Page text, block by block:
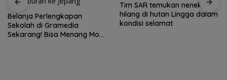
Belanja Perlengkapan
Sekolah di Gramedia
Sekarang! Bisa Menang Mobil
Tim SAR temukan nenek
hilang di hutan Lingga dalam
kondisi selamat